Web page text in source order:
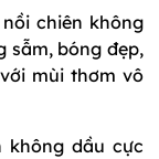
chiên không
sẫm, bóng đẹp,
mùi thơm vô
không dầu cực